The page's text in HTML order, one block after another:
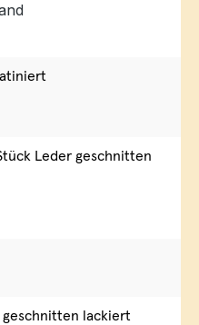
Leder geschnitten
lackiert